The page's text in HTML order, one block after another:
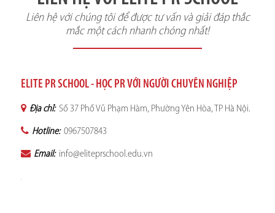
Liên hệ với chúng tôi để được tư vấn và giải đáp thắc
mắc một cách nhanh chóng nhất!
ELITE PR SCHOOL - HỌC PR VỚI NGƯỜI CHUYÊN NGHIỆP
Địa chỉ: Số 37 Phố Vũ Phạm Hàm, Phường Yên Hòa, TP Hà Nội.
Hotline: 0967507843
Email: info@eliteprschool.edu.vn